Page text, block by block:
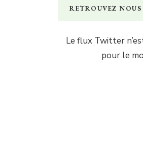
RETROUVEZ
Le flux Twitter
pour le